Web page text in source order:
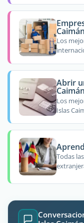
Caimán
Los
Abrir
Caimán
Los
Islas
Todas